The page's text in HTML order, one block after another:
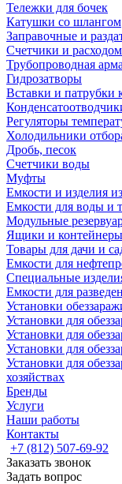
Тележки для бочек
Катушки со шлангом
Заправочные и
Счетчики и
Трубопроводная
Гидрозатворы
Вставки и патрубки
Регуляторы
Холодильники
Дробь, песок
Счетчики воды
Муфты
Емкости и изделия
Емкости для воды и
Модульные
Ящики и
Товары для дачи и
Емкости для
Специальные
Емкости для
Установки
Установки для
Установки для
Установки для
Установки для
хозяйствах
Бренды
Услуги
Наши работы
Контакты
+7 (812) 507-69-92
Заказать звонок
Задать вопрос